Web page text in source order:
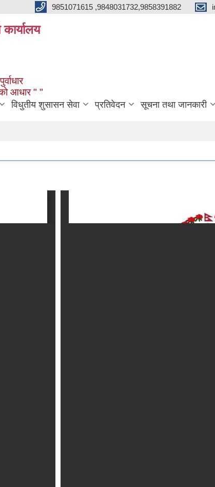
9851071615 ,9848031732,9858391882
आधार " "
विधुतीय शुसासन सेवा प्रतिवेदन सूचना तथा जानकारी